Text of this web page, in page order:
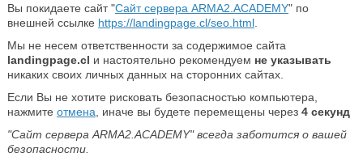
Вы покидаете сайт "Сайт сервера ARMA2.ACADEMY" по
внешней ссылке https://landingpage.cl/seo.html.
Мы не несем ответственности за содержимое сайта
landingpage.cl и настоятельно рекомендуем не указывать
никаких своих личных данных на сторонних сайтах.
Если Вы не хотите рисковать безопасностью компьютера,
нажмите отмена , иначе вы будете перемещены через 4секунд
"Сайт сервера ARMA2.ACADEMY" всегда заботится о вашей
безопасности.